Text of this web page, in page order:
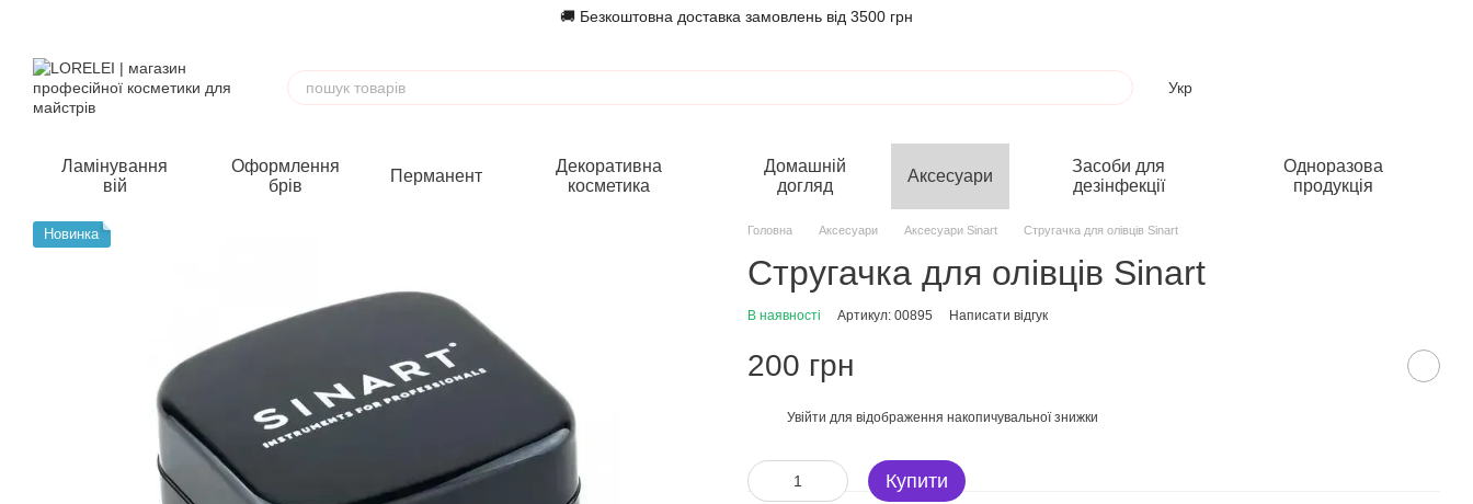
🚚 Безкоштовна доставка замовлень від 3500 грн
Укр
Ламінування
вій
Оформлення
брів
Перманент
Декоративна
косметика
Домашній
догляд
Аксесуари
Засоби для
дезінфекції
Одноразова
продукція
Новинка Головна Аксесуари Аксесуари Sinart Стругачка для олівців Sinart
Стругачка для олівців Sinart
В наявності Артикул: 00895 Написати відгук
200 грн
Увійти для відображення накопичувальної знижки
Купити